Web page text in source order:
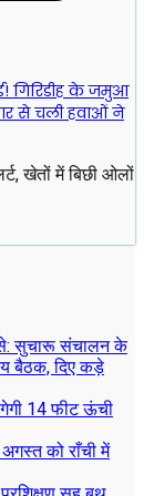
गिरिडीह के जमुआ
से चली हवाओं ने
खेतों में बिछी ओलों
सुचारू संचालन के
बैठक, दिए कड़े
14 फीट ऊंची
को राँची में